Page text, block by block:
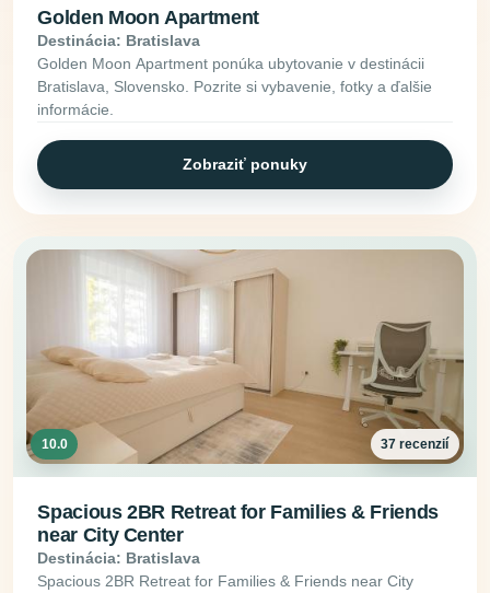
Golden Moon Apartment
Destinácia: Bratislava
Golden Moon Apartment ponúka ubytovanie v destinácii
Bratislava, Slovensko. Pozrite si vybavenie, fotky a ďalšie
informácie.
Zobraziť ponuky
10.0 37 recenzií
Spacious 2BR Retreat for Families & Friends
near City Center
Destinácia: Bratislava
Spacious 2BR Retreat for Families & Friends near City